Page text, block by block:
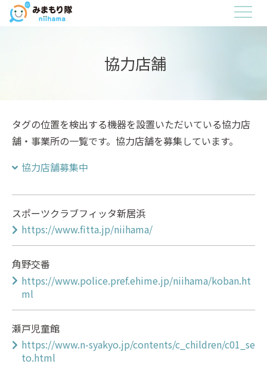
メ
ニ
閉
じ
協力店舗
タグの位置を検出する機器を設置いただいている協力店
舗・事業所の一覧です。協力店舗を募集しています。
協力店舗募集中
スポーツクラブフィッタ新居浜
https://www.fitta.jp/niihama/
角野交番
https://www.police.pref.ehime.jp/niihama/koban.ht
ml
瀬戸児童館
https://www.n-syakyo.jp/contents/c_children/c01_se
to.html